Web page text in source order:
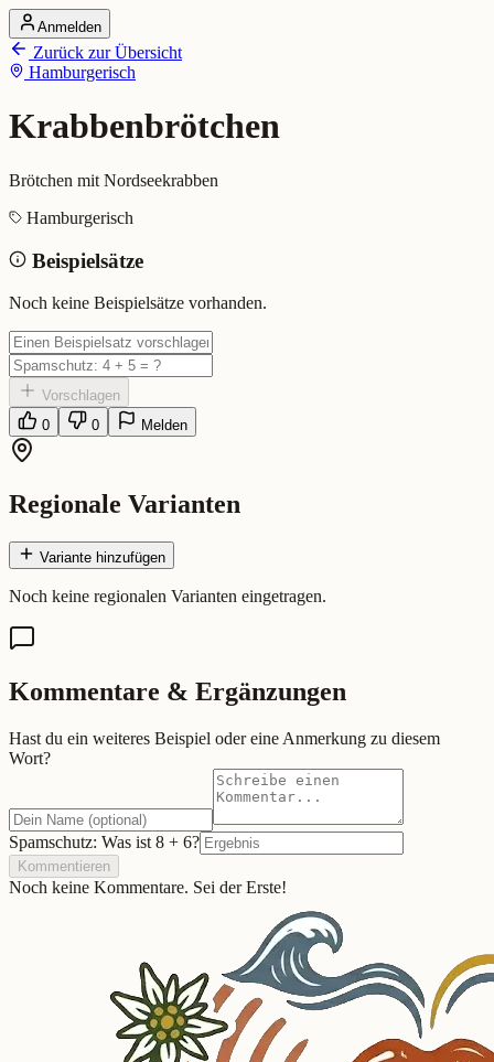
Startseite
Alle Dialekte
Dialekte vergleichen
Dialekt-Karte
Ranking
Krabbenbrötchen
Bedeutung: Brötchen mit Nordseekrabben
Eingereicht von: Mundwerk Team
Anmelden
Zurück zur Übersicht
Hamburgerisch
Krabbenbrötchen
Brötchen mit Nordseekrabben
Hamburgerisch
Beispielsätze
Noch keine Beispielsätze vorhanden.
Vorschlagen
0
0 Melden
Regionale Varianten
Variante hinzufügen
Noch keine regionalen Varianten eingetragen.
Kommentare & Ergänzungen
Hast du ein weiteres Beispiel oder eine Anmerkung zu diesem
Wort?
Spamschutz: Was ist 8 + 6?
Kommentieren
Noch keine Kommentare. Sei der Erste!